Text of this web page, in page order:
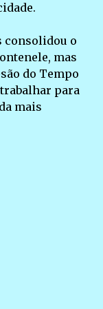
consolidou o
mas
do Tempo
para
mais